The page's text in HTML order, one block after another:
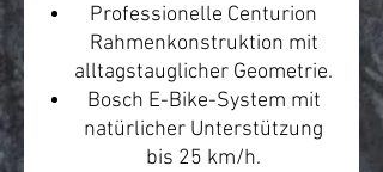
Professionelle Centurion
Rahmenkonstruktion mit
alltagstauglicher Geometrie.
Bosch E-Bike-System mit
natürlicher Unterstützung
bis 25 km/h.